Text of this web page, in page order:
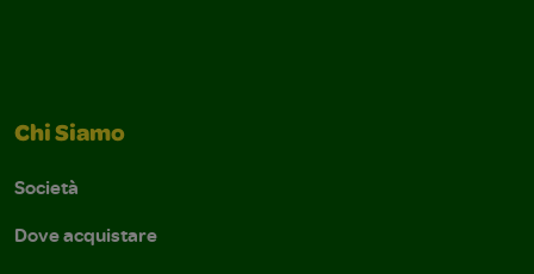
Chi Siamo
Società
Dove acquistare